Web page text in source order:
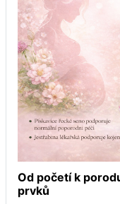
Od početí k
prvků